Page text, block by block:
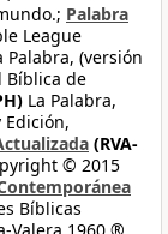
Palabra
League
Palabra, (versión
Bíblica de
La Palabra,
(RVA-
© 2015
Bíblicas